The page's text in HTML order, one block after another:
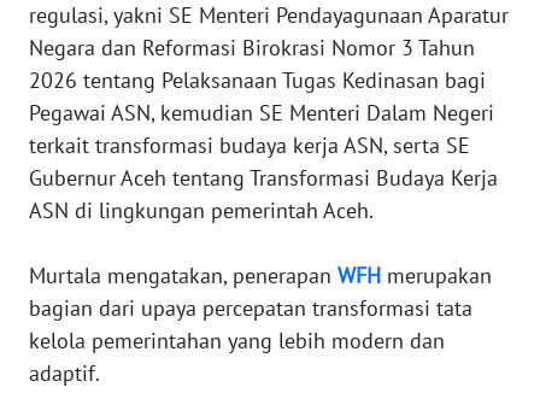
regulasi, yakni SE Menteri Pendayagunaan Aparatur
Negara dan Reformasi Birokrasi Nomor 3 Tahun
2026 tentang Pelaksanaan Tugas Kedinasan bagi
Pegawai ASN, kemudian SE Menteri Dalam Negeri
terkait transformasi budaya kerja ASN, serta SE
Gubernur Aceh tentang Transformasi Budaya Kerja
ASN di lingkungan pemerintah Aceh.
‎Murtala mengatakan, penerapan WFH merupakan
bagian dari upaya percepatan transformasi tata
kelola pemerintahan yang lebih modern dan
adaptif.
WN
SUMUT
WN
JAKARTA
WN
BANTEN
WN